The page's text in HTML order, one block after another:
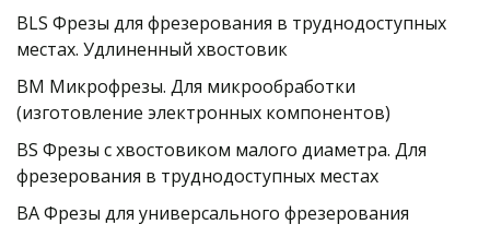
BLS Фрезы для фрезерования в труднодоступных
местах. Удлиненный хвостовик
BM Микрофрезы. Для микрообработки
(изготовление электронных компонентов)
BS Фрезы с хвостовиком малого диаметра. Для
фрезерования в труднодоступных местах
ВА Фрезы для универсального фрезерования